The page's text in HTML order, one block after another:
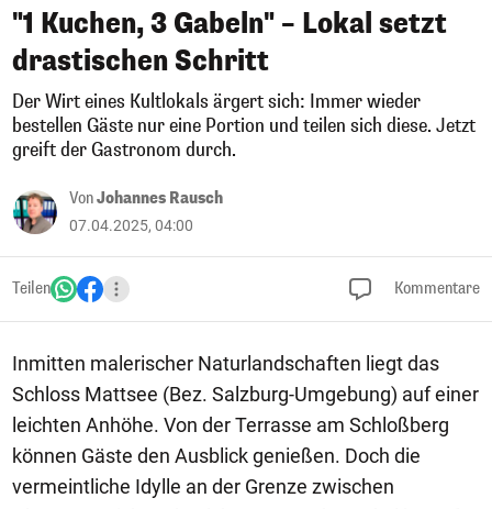
"1 Kuchen, 3 Gabeln" – Lokal setzt
drastischen Schritt
Der Wirt eines Kultlokals ärgert sich: Immer wieder
bestellen Gäste nur eine Portion und teilen sich diese. Jetzt
greift der Gastronom durch.
VonJohannes Rausch
07.04.2025, 04:00
Teilen Kommentare
Inmitten malerischer Naturlandschaften liegt das
Schloss Mattsee (Bez. Salzburg-Umgebung) auf einer
leichten Anhöhe. Von der Terrasse am Schloßberg
können Gäste den Ausblick genießen. Doch die
vermeintliche Idylle an der Grenze zwischen